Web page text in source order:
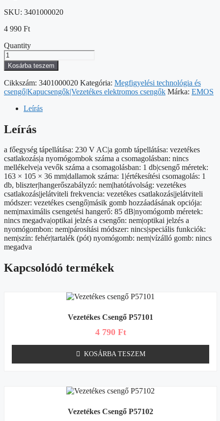
SKU: 3401000020
4 990 Ft
Quantity
Vezetékes
csengő
P57002
mennyiség
Kosárba teszem
Cikkszám: 3401000020 Kategória: Megfigyelési technológia és
csengő|Kapucsengők|Vezetékes elektromos csengők Márka: EMOS
Leírás
Leírás
a főegység tápellátása: 230 V AC|a gomb tápellátása: vezetékes
csatlakozás|a nyomógombok száma a csomagolásban: nincs
mellékelve|a vevők száma a csomagolásban: 1 db|csengő méretek:
163 × 105 × 36 mm|dallamok száma: 1|értékesítési csomagolás: 1
db, bliszter|hangerőszabályzó: nem|hatótávolság: vezetékes
csatlakozás|jelátviteli frekvencia: vezetékes csatlakozás|jelátviteli
módszer: vezetékes csengő|másik gomb hozzáadásának opciója:
nem|maximális csengetési hangerő: 85 dB|nyomógomb méretek:
nincs megadva|optikai jelzés a csengőn: nem|optikai jelzés a
nyomógombon: nem|párosítási módszer: nincs|speciális funkciók:
nem|szín: fehér|tartalék (pót) nyomógomb: nem|vízálló gomb: nincs
megadva
Kapcsolódó termékek
Vezetékes Csengő P57101
4 790 Ft
KOSÁRBA TESZEM
Vezetékes Csengő P57102